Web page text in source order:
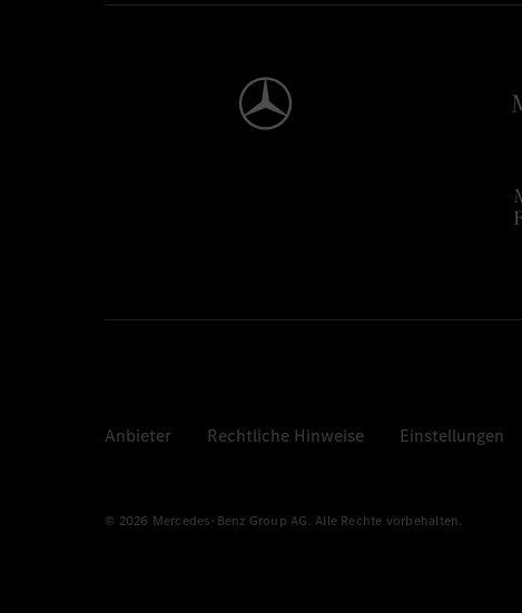
Anbieter Rechtliche Hinweise Einstellungen
© 2026 Mercedes-Benz Group AG. Alle Rechte vorbehalten.